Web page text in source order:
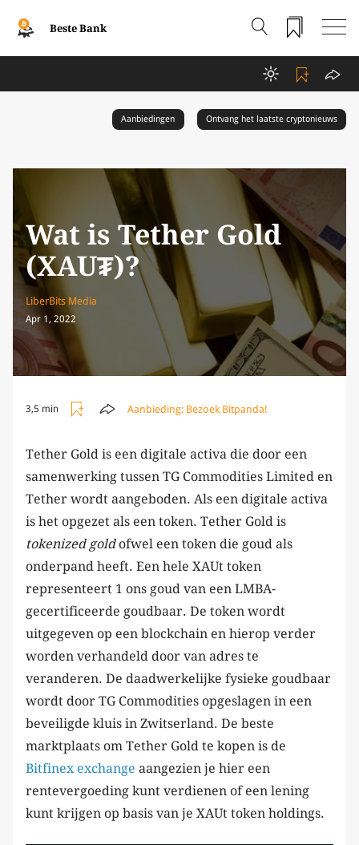
Beste Bank
Aanbiedingen Ontvang het laatste cryptonieuws
Wat is Tether Gold
(XAU₮)?
LiberBits Media
Apr 1, 2022
3,5 min Aanbieding: Bezoek Bitpanda!
Tether Gold is een digitale activa die door een
samenwerking tussen TG Commodities Limited en
Tether wordt aangeboden. Als een digitale activa
is het opgezet als een token. Tether Gold is
tokenized goldofwel een token die goud als
onderpand heeft. Een hele XAUt token
representeert 1 ons goud van een LMBA-
gecertificeerde goudbaar. De token wordt
uitgegeven op een blockchain en hierop verder
worden verhandeld door van adres te
veranderen. De daadwerkelijke fysieke goudbaar
wordt door TG Commodities opgeslagen in een
beveiligde kluis in Zwitserland. De beste
marktplaats om Tether Gold te kopen is de
Bitfinex exchange aangezien je hier een
rentevergoeding kunt verdienen of een lening
kunt krijgen op basis van je XAUt token holdings.